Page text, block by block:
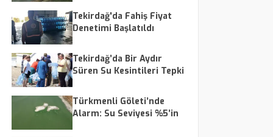
Tekirdağ'da Fahiş Fiyat
Denetimi Başlatıldı
Tekirdağ’da Bir Aydır
Süren Su Kesintileri Tepki
Türkmenli Göleti’nde
Alarm: Su Seviyesi %5’in